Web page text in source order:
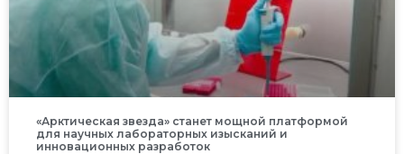
«Арктическая звезда» станет мощной платформой
для научных лабораторных изысканий и
инновационных разработок